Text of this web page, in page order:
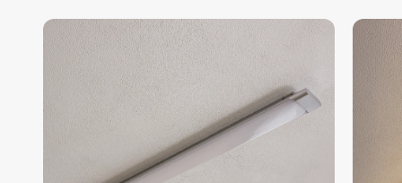
Zum
Ende
der
Bildgalerie